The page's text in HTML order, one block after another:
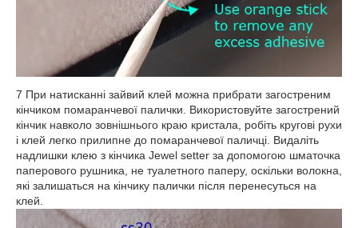
7 При натисканні зайвий клей можна прибрати загостреним
кінчиком помаранчевої палички. Використовуйте загострений
кінчик навколо зовнішнього краю кристала, робіть кругові рухи
і клей легко прилипне до помаранчевої паличці. Видаліть
надлишки клею з кінчика Jewel setter за допомогою шматочка
паперового рушника, не туалетного паперу, оскільки волокна,
які залишаться на кінчику палички після перенесуться на
клей.